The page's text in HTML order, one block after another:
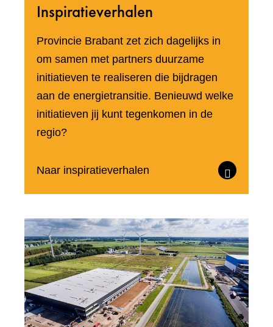
Inspiratieverhalen
Provincie Brabant zet zich dagelijks in
om samen met partners duurzame
initiatieven te realiseren die bijdragen
aan de energietransitie. Benieuwd welke
initiatieven jij kunt tegenkomen in de
regio?
Naar inspiratieverhalen